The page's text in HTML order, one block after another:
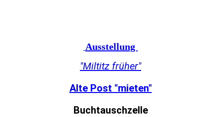
Ausstellung
"Miltitz früher"
Alte Post "mieten"
Buchtauschzelle